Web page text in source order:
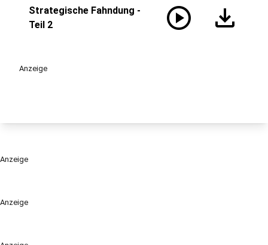
Anzeige
Strategische Fahndung -
Teil 2
play_circle download
Anzeige
Anzeige